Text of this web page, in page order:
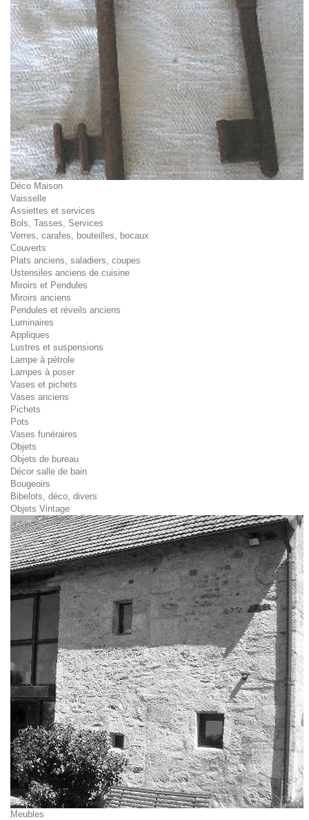
Déco Maison
Vaisselle
Assiettes et services
Bols, Tasses, Services
Verres, carafes, bouteilles, bocaux
Couverts
Plats anciens, saladiers, coupes
Ustensiles anciens de cuisine
Miroirs et Pendules
Miroirs anciens
Pendules et réveils anciens
Luminaires
Appliques
Lustres et suspensions
Lampe à pétrole
Lampes à poser
Vases et pichets
Vases anciens
Pichets
Pots
Vases funéraires
Objets
Objets de bureau
Décor salle de bain
Bougeoirs
Bibelots, déco, divers
Objets Vintage
Meubles